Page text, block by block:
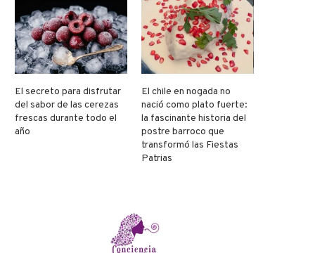
El secreto para disfrutar
del sabor de las cerezas
frescas durante todo el
año
El chile en nogada no
nació como plato fuerte:
la fascinante historia del
postre barroco que
transformó las Fiestas
Patrias